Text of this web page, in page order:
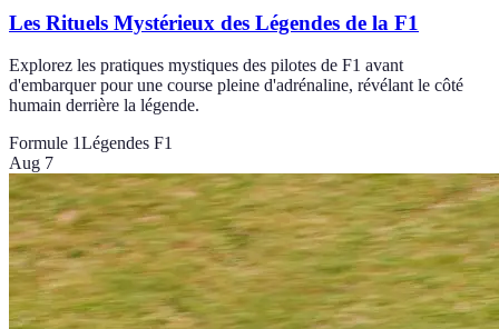
Les Rituels Mystérieux des Légendes de la F1
Explorez les pratiques mystiques des pilotes de F1 avant
d'embarquer pour une course pleine d'adrénaline, révélant le côté
humain derrière la légende.
Formule 1Légendes F1
Aug 7